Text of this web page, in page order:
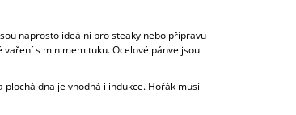
naprosto ideální pro steaky nebo přípravu
s minimem tuku. Ocelové pánve jsou
dna je vhodná i indukce. Hořák musí